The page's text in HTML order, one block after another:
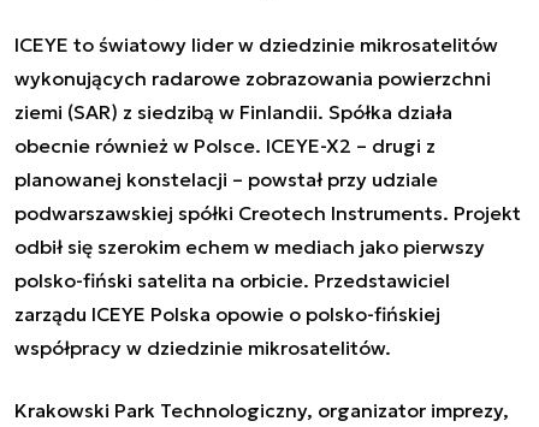
ICEYE to światowy lider w dziedzinie mikrosatelitów
wykonujących radarowe zobrazowania powierzchni
ziemi (SAR) z siedzibą w Finlandii. Spółka działa
obecnie również w Polsce. ICEYE-X2 – drugi z
planowanej konstelacji – powstał przy udziale
podwarszawskiej spółki Creotech Instruments. Projekt
odbił się szerokim echem w mediach jako pierwszy
polsko-fiński satelita na orbicie. Przedstawiciel
zarządu ICEYE Polska opowie o polsko-fińskiej
współpracy w dziedzinie mikrosatelitów.
Krakowski Park Technologiczny, organizator imprezy,